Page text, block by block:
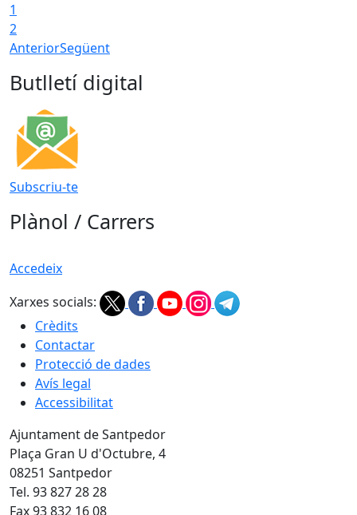
1
2
AnteriorSegüent
Butlletí digital
Subscriu-te
Plànol / Carrers
Accedeix
Xarxes socials:
Crèdits
Contactar
Protecció de dades
Avís legal
Accessibilitat
Ajuntament de Santpedor
Plaça Gran U d'Octubre, 4
08251 Santpedor
Tel. 93 827 28 28
Fax 93 832 16 08